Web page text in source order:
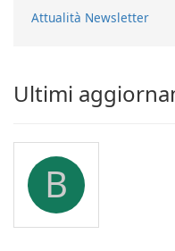
Attualità Newsletter
Ultimi
B